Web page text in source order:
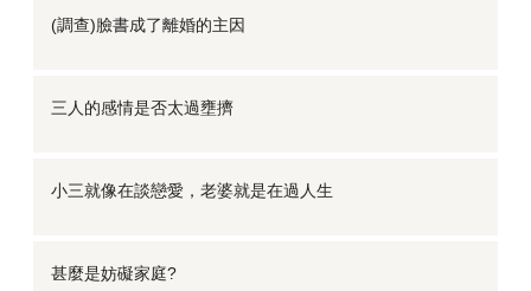
(調查)臉書成了離婚的主因
三人的感情是否太過壅擠
小三就像在談戀愛，老婆就是在過人生
甚麼是妨礙家庭?